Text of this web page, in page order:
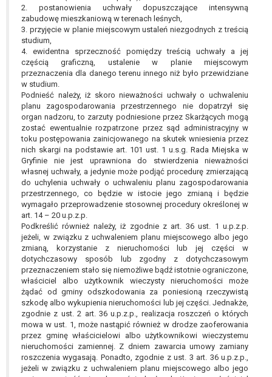
2. postanowienia uchwały dopuszczające intensywną
zabudowę mieszkaniową w terenach leśnych,
3. przyjęcie w planie miejscowym ustaleń niezgodnych z treścią
studium,
4. ewidentna sprzeczność pomiędzy treścią uchwały a jej
częścią graficzną, ustalenie w planie miejscowym
przeznaczenia dla danego terenu innego niż było przewidziane
w studium.
Podnieść należy, iż skoro nieważności uchwały o uchwaleniu
planu zagospodarowania przestrzennego nie dopatrzył się
organ nadzoru, to zarzuty podniesione przez Skarżących mogą
zostać ewentualnie rozpatrzone przez sąd administracyjny w
toku postępowania zainicjowanego na skutek wniesienia przez
nich skargi na podstawie art. 101 ust. 1 u.s.g. Rada Miejska w
Gryfinie nie jest uprawniona do stwierdzenia nieważności
własnej uchwały, a jedynie może podjąć procedurę zmierzającą
do uchylenia uchwały o uchwaleniu planu zagospodarowania
przestrzennego, co będzie w istocie jego zmianą i będzie
wymagało przeprowadzenie stosownej procedury określonej w
art. 14 – 20 u.p.z.p.
Podkreślić również należy, iż zgodnie z art. 36 ust. 1 u.p.z.p.
jeżeli, w związku z uchwaleniem planu miejscowego albo jego
zmianą, korzystanie z nieruchomości lub jej części w
dotychczasowy sposób lub zgodny z dotychczasowym
przeznaczeniem stało się niemożliwe bądź istotnie ograniczone,
właściciel albo użytkownik wieczysty nieruchomości może
żądać od gminy odszkodowania za poniesioną rzeczywistą
szkodę albo wykupienia nieruchomości lub jej części. Jednakże,
zgodnie z ust. 2 art. 36 u.p.z.p., realizacja roszczeń o których
mowa w ust. 1, może nastąpić również w drodze zaoferowania
przez gminę właścicielowi albo użytkownikowi wieczystemu
nieruchomości zamiennej. Z dniem zawarcia umowy zamiany
roszczenia wygasają. Ponadto, zgodnie z ust. 3 art. 36 u.p.z.p.,
jeżeli w związku z uchwaleniem planu miejscowego albo jego